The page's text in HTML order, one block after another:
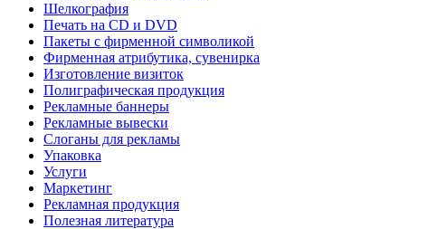
Шелкография
Печать на СD и DVD
Пакеты с фирменной символикой
Фирменная атрибутика, сувенирка
Изготовление визиток
Полиграфическая продукция
Рекламные баннеры
Рекламные вывески
Слоганы для рекламы
Упаковка
Услуги
Маркетинг
Рекламная продукция
Полезная литература